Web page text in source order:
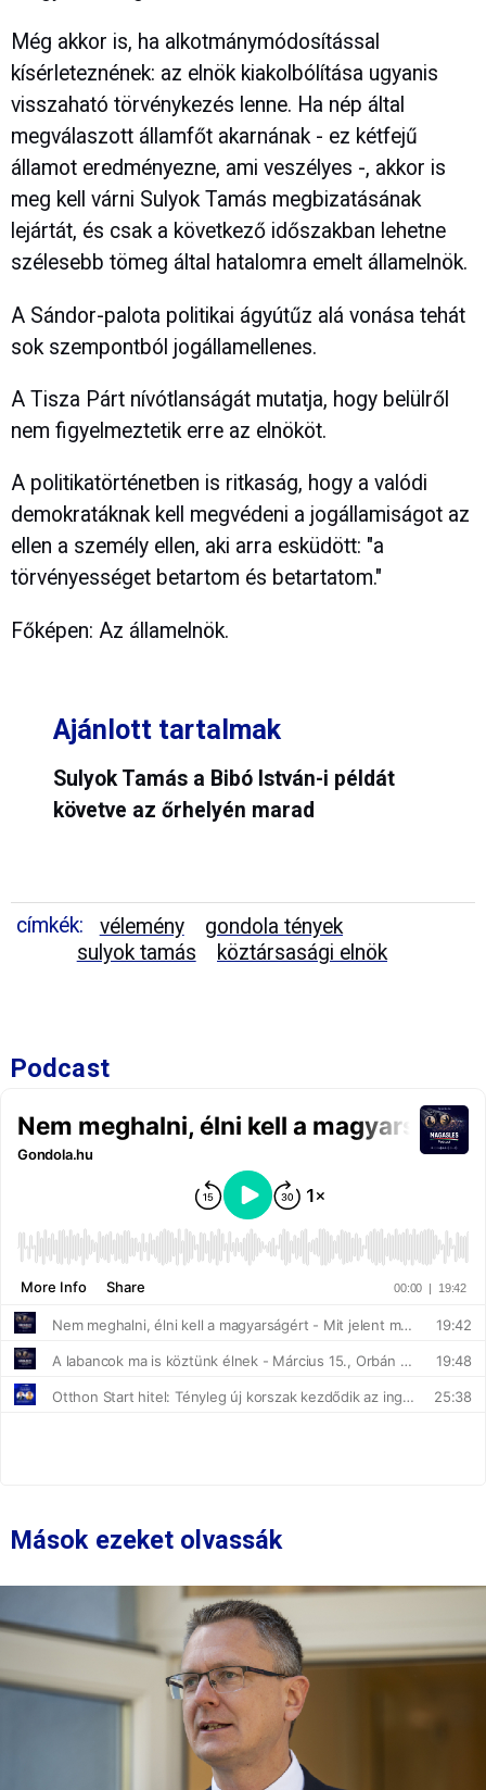
Még akkor is, ha alkotmánymódosítással
kísérleteznének: az elnök kiakolbólítása ugyanis
visszaható törvénykezés lenne. Ha nép által
megválaszott államfőt akarnának - ez kétfejű
államot eredményezne, ami veszélyes -, akkor is
meg kell várni Sulyok Tamás megbizatásának
lejártát, és csak a következő időszakban lehetne
szélesebb tömeg által hatalomra emelt államelnök.
A Sándor-palota politikai ágyútűz alá vonása tehát
sok szempontból jogállamellenes.
A Tisza Párt nívótlanságát mutatja, hogy belülről
nem figyelmeztetik erre az elnököt.
A politikatörténetben is ritkaság, hogy a valódi
demokratáknak kell megvédeni a jogállamiságot az
ellen a személy ellen, aki arra esküdött: "a
törvényességet betartom és betartatom."
Főképen: Az államelnök.
Ajánlott tartalmak
Sulyok Tamás a Bibó István-i példát
követve az őrhelyén marad
címkék: vélemény
gondola tények
sulyok tamás
köztársasági elnök
Podcast
Mások ezeket olvassák